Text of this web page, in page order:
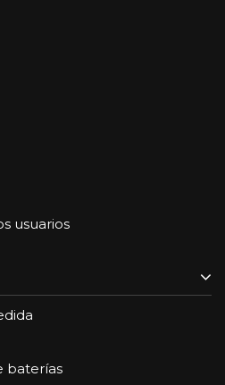
usuarios
baterías